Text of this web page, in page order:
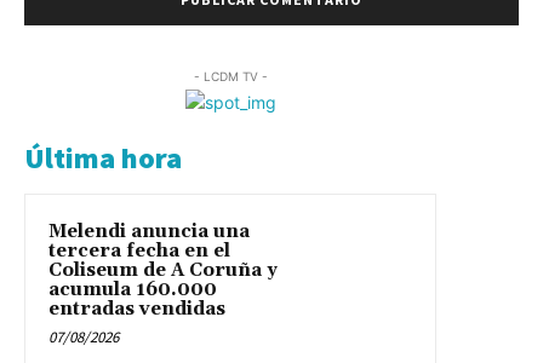
- LCDM TV -
Última hora
Melendi anuncia una
tercera fecha en el
Coliseum de A Coruña y
acumula 160.000
entradas vendidas
07/08/2026